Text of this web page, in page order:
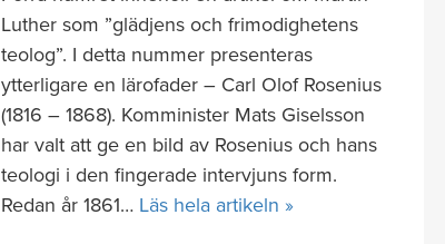
Luther som ”glädjens och frimodighetens
teolog”. I detta nummer presenteras
ytterligare en lärofader – Carl Olof Rosenius
(1816 – 1868). Komminister Mats Giselsson
har valt att ge en bild av Rosenius och hans
teologi i den fingerade intervjuns form.
Redan år 1861… Läs hela artikeln »